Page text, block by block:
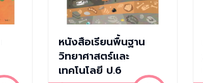
หนังสือเรียนพื้นฐาน
วิทยาศาสตร์และ
เทคโนโลยี ป.6